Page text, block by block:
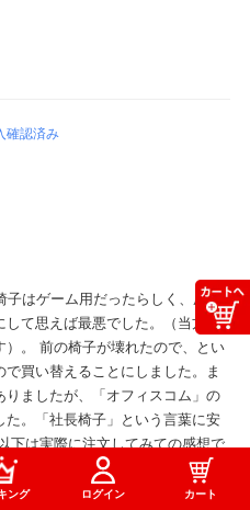
確認済み
はゲーム用だったらしく、座り
て思えば最悪でした。（当方68
。 前の椅子が壊れたので、とい
買い替えることにしました。ま
ましたが、「オフィスコム」の
。「社長椅子」という言葉に安
下は実際に注文してみての感想で
ら30分で完成します。他の方が言
ング ログイン カート